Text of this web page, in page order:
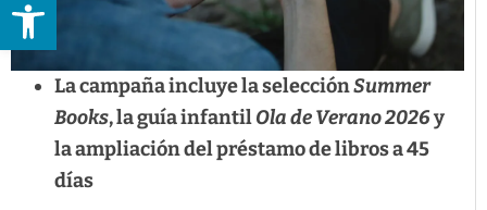
La campaña incluye la selecciónSummer
Books, la guía infantilOla de Verano 2026y
la ampliación del préstamo de libros a 45
días